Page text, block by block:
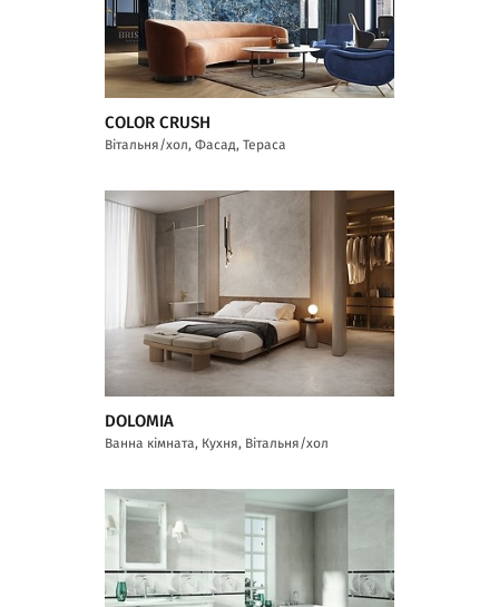
COLOR CRUSH
Вітальня/хол, Фасад, Тераса
DOLOMIA
Ванна кімната, Кухня, Вітальня/хол